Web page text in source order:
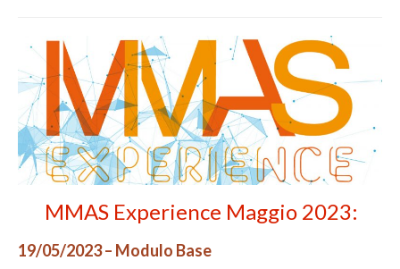
MMAS Experience Maggio 2023:
19/05/2023 – Modulo Base